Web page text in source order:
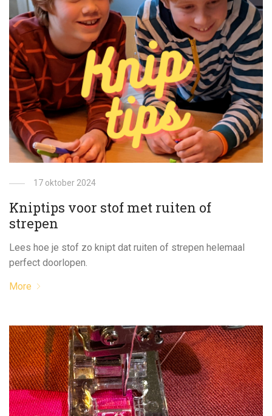
17 oktober 2024
Kniptips voor stof met ruiten of
strepen
Lees hoe je stof zo knipt dat ruiten of strepen helemaal
perfect doorlopen.
More